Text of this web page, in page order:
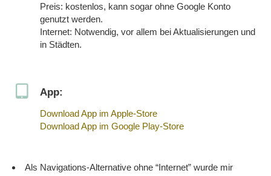
Preis: kostenlos, kann sogar ohne Google Konto
genutzt werden.
Internet: Notwendig, vor allem bei Aktualisierungen und
in Städten.
App:
Download App im Apple-Store
Download App im Google Play-Store
Als Navigations-Alternative ohne “Internet” wurde mir